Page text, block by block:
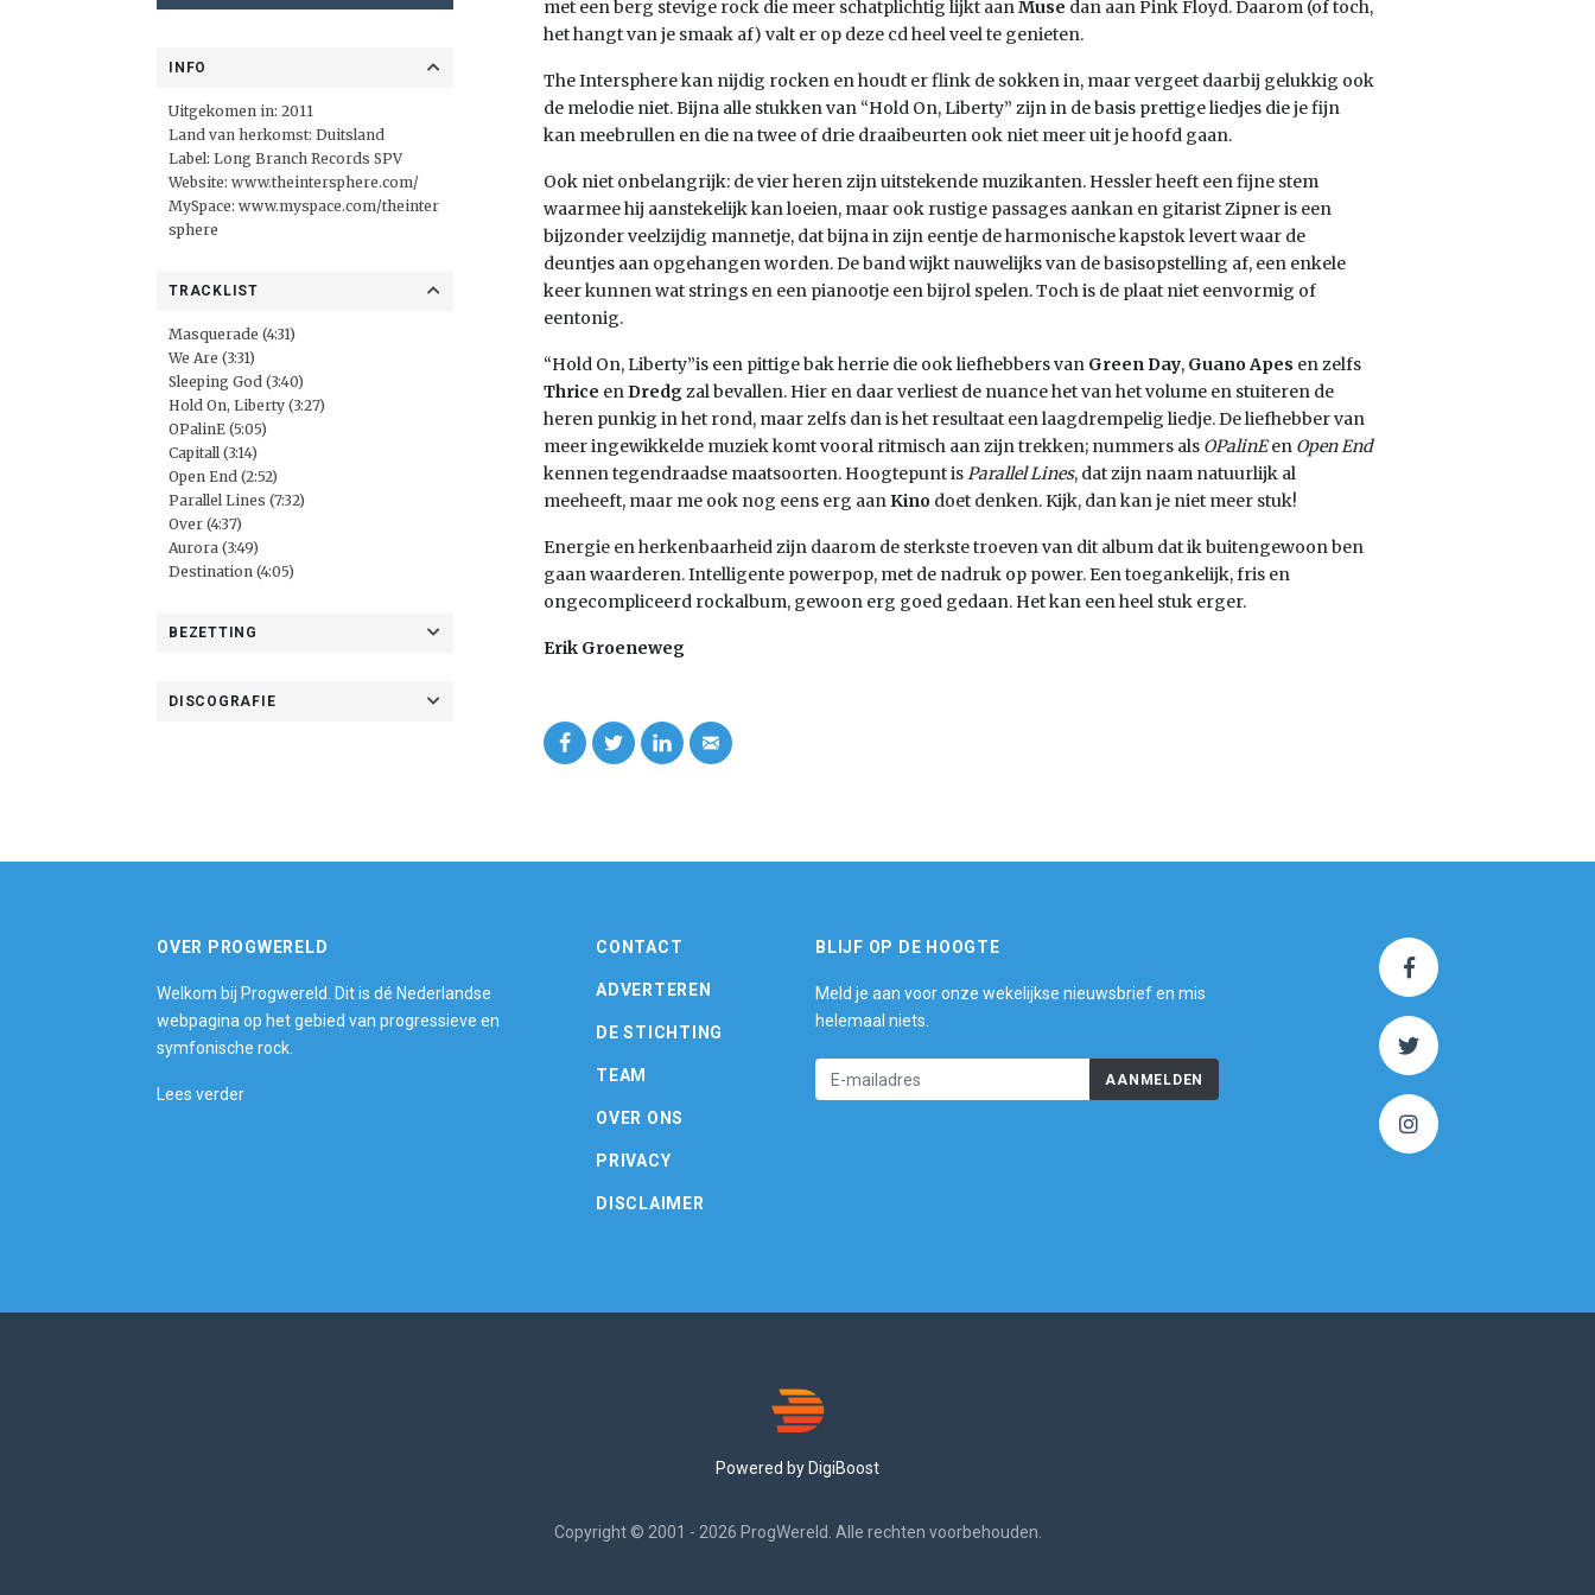
INFO
Uitgekomen in: 2011
Land van herkomst: Duitsland
Label: Long Branch Records SPV
Website: www.theintersphere.com/
MySpace: www.myspace.com/theinter
sphere
TRACKLIST
Masquerade (4:31)
We Are (3:31)
Sleeping God (3:40)
Hold On, Liberty (3:27)
OPalinE (5:05)
Capitall (3:14)
Open End (2:52)
Parallel Lines (7:32)
Over (4:37)
Aurora (3:49)
Destination (4:05)
BEZETTING
DISCOGRAFIE
met een berg stevige rock die meer schatplichtig lijkt aanMuse dan aan Pink Floyd. Daarom (of toch,
het hangt van je smaak af) valt er op deze cd heel veel te genieten.
The Intersphere kan nijdig rocken en houdt er flink de sokken in, maar vergeet daarbij gelukkig ook
de melodie niet. Bijna alle stukken van “Hold On, Liberty” zijn in de basis prettige liedjes die je fijn
kan meebrullen en die na twee of drie draaibeurten ook niet meer uit je hoofd gaan.
Ook niet onbelangrijk: de vier heren zijn uitstekende muzikanten. Hessler heeft een fijne stem
waarmee hij aanstekelijk kan loeien, maar ook rustige passages aankan en gitarist Zipner is een
bijzonder veelzijdig mannetje, dat bijna in zijn eentje de harmonische kapstok levert waar de
deuntjes aan opgehangen worden. De band wijkt nauwelijks van de basisopstelling af, een enkele
keer kunnen wat strings en een pianootje een bijrol spelen. Toch is de plaat niet eenvormig of
eentonig.
“Hold On, Liberty”is een pittige bak herrie die ook liefhebbers van Green Day, Guano Apes en zelfs
Thrice en Dredgzal bevallen. Hier en daar verliest de nuance het van het volume en stuiteren de
heren punkig in het rond, maar zelfs dan is het resultaat een laagdrempelig liedje. De liefhebber van
meer ingewikkelde muziek komt vooral ritmisch aan zijn trekken; nummers als OPalinEen Open End
kennen tegendraadse maatsoorten. Hoogtepunt isParallel Lines, dat zijn naam natuurlijk al
meeheeft, maar me ook nog eens erg aan Kino doet denken. Kijk, dan kan je niet meer stuk!
Energie en herkenbaarheid zijn daarom de sterkste troeven van dit album dat ik buitengewoon ben
gaan waarderen. Intelligente powerpop, met de nadruk op power. Een toegankelijk, fris en
ongecompliceerd rockalbum, gewoon erg goed gedaan. Het kan een heel stuk erger.
Erik Groeneweg
OVER PROGWERELD
Welkom bij Progwereld. Dit is dé Nederlandse
webpagina op het gebied van progressieve en
symfonische rock.
Lees verder
CONTACT
ADVERTEREN
DE STICHTING
TEAM
OVER ONS
PRIVACY
DISCLAIMER
BLIJF OP DE HOOGTE
Meld je aan voor onze wekelijkse nieuwsbrief en mis
helemaal niets.
AANMELDEN
Powered by DigiBoost
Copyright © 2001 - 2026 ProgWereld. Alle rechten voorbehouden.